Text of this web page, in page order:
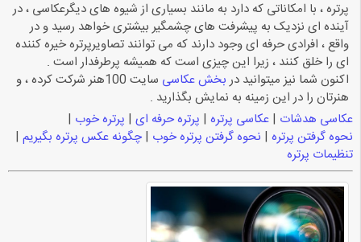
پرتره ، با امکاناتی که دارد به مانند بسیاری از شیوه های دیگرعکاسی ، در
آینده ای نزدیک به پیشرفت های چشمگیر بیشتری خواهد رسید و در
واقع ، افرادی حرفه ای وجود دارند که می توانند تصاویرپرتره خیره کننده
ای را خلق کنند ، زیرا این چیزی است که همیشه پرطرفدار است .
اکنون شما نیز میتوانید دربخش عکاسی
سایت 100هنر شرکت کرده ، و
هنرتان را در این زمینه به نمایش بگذارید .
عکاسی هدشات | عکاسی پرتره | پرتره حرفه ای | پرتره خوب |
نحوه گرفتن پرتره | نحوه گرفتن پرتره خوب | چگونه عکس پرتره بگیریم |
تنظیمات پرتره